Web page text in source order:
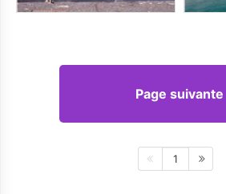
Page suivante
1